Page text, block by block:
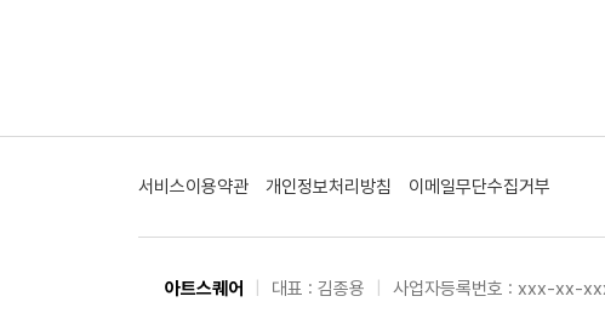
서비스이용약관 개인정보처리방침 이메일무단수집거부
아트스퀘어 대표 : 김종용 사업자등록번호 : xxx-xx-